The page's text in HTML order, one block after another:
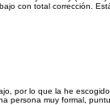
con total corrección.
por lo que la he
persona muy formal,